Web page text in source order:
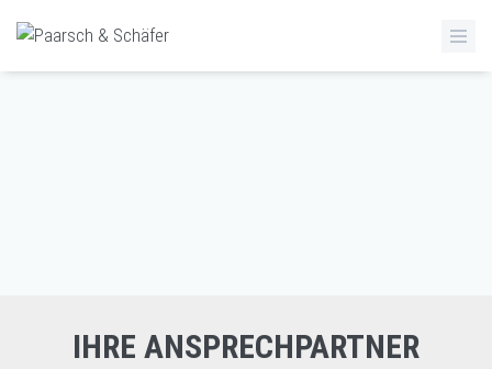
IHRE ANSPRECHPARTNER